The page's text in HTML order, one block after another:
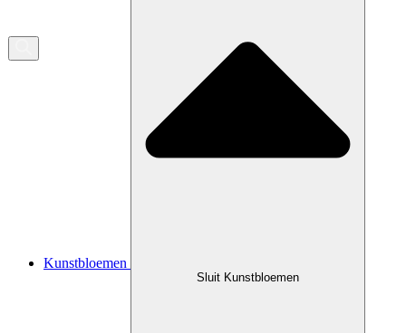
Kunstbloemen
Sluit Kunstbloemen